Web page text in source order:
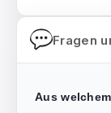
Fragen
Aus